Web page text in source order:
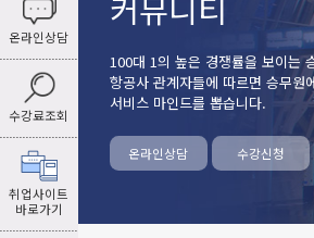
100대 1의 높은 경쟁률을 보이는
항공사 관계자들에 따르면 승무원
서비스 마인드를 뽑습니다.
온라인상담 수강신청
온라인상담
수강료조회
취업사이트
바로가기